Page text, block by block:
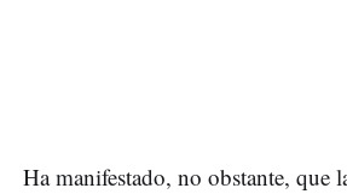
Ha manifestado, no obstante, que